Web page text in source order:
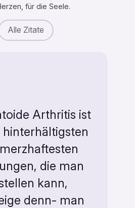
für die Seele.
Alle Zitate
Arthritis ist
hinterhältigsten
die man
kann,
denn- man